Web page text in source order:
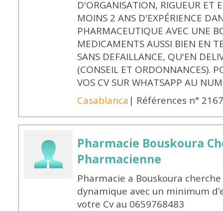
D'ORGANISATION, RIGUEUR ET
MOINS 2 ANS D'EXPÉRIENCE
PHARMACEUTIQUE AVEC UNE
MEDICAMENTS AUSSI BIEN EN
SANS DEFAILLANCE, QU'EN
(CONSEIL ET ORDONNANCES).
VOS CV SUR WHATSAPP AU
Casablanca | Références n°
Pharmacie Bouskoura
Pharmacienne
Pharmacie a Bouskoura
dynamique avec un minimum
votre Cv au 0659768483